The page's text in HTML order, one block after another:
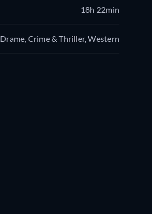
18h 22min
Drame, Crime & Thriller, Western